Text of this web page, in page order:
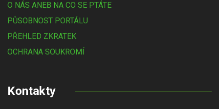
O NÁS ANEB NA CO SE PTÁTE
PŮSOBNOST PORTÁLU
PŘEHLED ZKRATEK
OCHRANA SOUKROMÍ
Kontakty